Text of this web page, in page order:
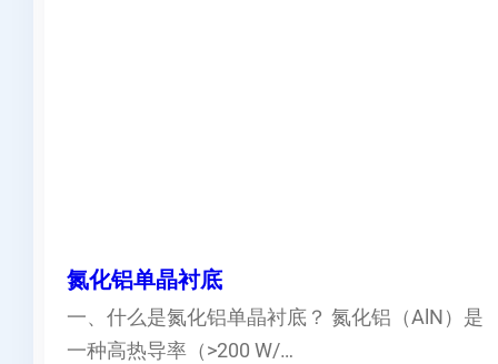
氮化铝单晶衬底
一、什么是氮化铝单晶衬底？ 氮化铝（AlN）是
一种高热导率（>200 W/…